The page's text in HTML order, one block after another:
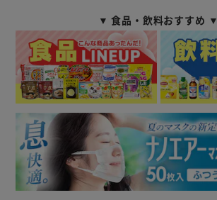
▼ 食品・飲料おすすめ ▼